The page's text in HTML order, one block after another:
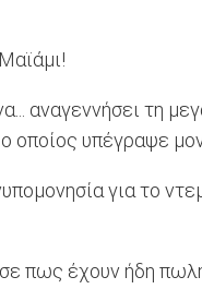
αναγεννήσει τη
οποίος υπέγραψε
για το
πως έχουν ήδη